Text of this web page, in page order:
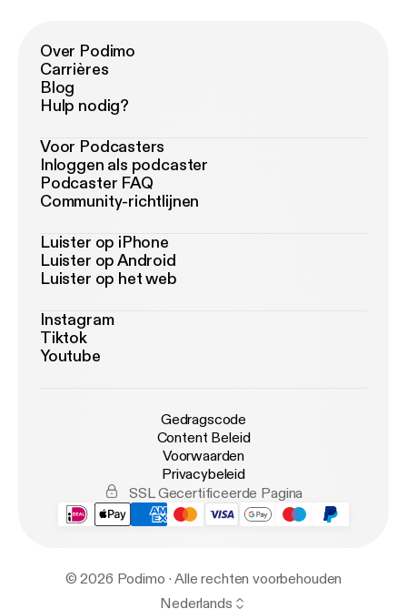
Over Podimo
Carrières
Blog
Hulp nodig?
Voor Podcasters
Inloggen als podcaster
Podcaster FAQ
Community-richtlijnen
Luister op iPhone
Luister op Android
Luister op het web
Instagram
Tiktok
Youtube
Gedragscode
Content Beleid
Voorwaarden
Privacybeleid
SSL Gecertificeerde Pagina
© 2026 Podimo · Alle rechten voorbehouden
Nederlands